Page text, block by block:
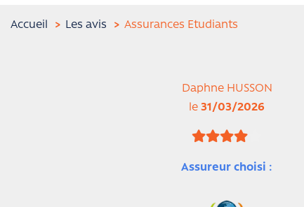
Accueil Les avis Assurances Etudiants
Daphne HUSSON
le31/03/2026
Assureur choisi :